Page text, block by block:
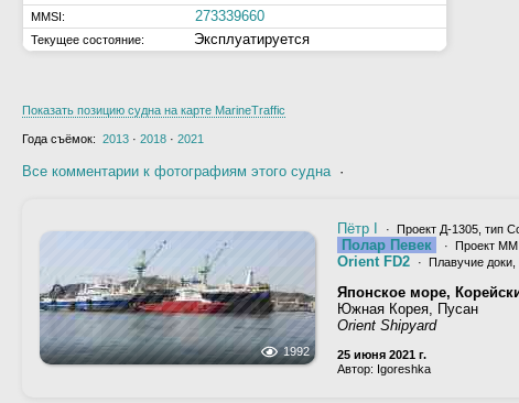
MMSI: 273339660
Текущее состояние: Эксплуатируется
Показать позицию судна на карте MarineTraffic
Года съёмок: 2013 · 2018 · 2021
Все комментарии к фотографиям этого судна·
1992
Пётр I · Проект Д-1305, тип
Полар Певек · Проект MM
Orient FD2 · Плавучие доки,
Японское море,
Южная Корея, Пусан
Orient Shipyard
25 июня 2021 г.
Автор: Igoreshka